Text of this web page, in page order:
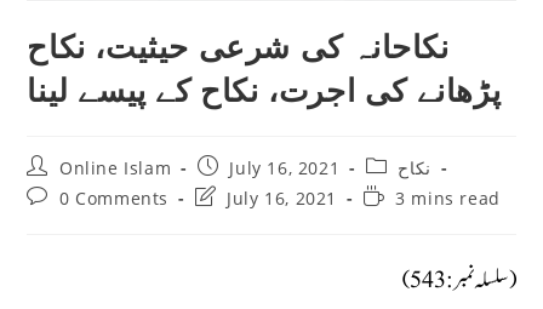
نکاحانہ کی شرعی حیثیت، نکاح
پڑھانے کی اجرت، نکاح کے پیسے لینا
Post
author:
Online Islam
Post
published:
July 16, 2021
Post
category:
نکاح
Post0 Comments
PostJuly 16, 2021
Reading3 mins read
(سلسلہ نمبر: 543)